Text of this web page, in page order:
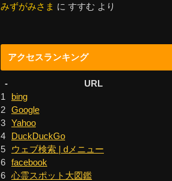
みずがみさま に すすむ より
アクセスランキング
-
URL
1
bing
2
Google
3
Yahoo
4
DuckDuckGo
5
ウェブ検索 | dメニュー
6
facebook
6
心霊スポット大図鑑